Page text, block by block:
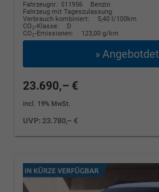
Fahrzeugnr.: 511956
Benzin
Fahrzeug mit Tageszulassung
Verbrauch kombiniert:
5,40 l/100km
CO2-Klasse:
D
CO2-Emissionen: 123,00 g/km
»
23.690,– €
incl. 19% MwSt.
UVP:23.780,– €